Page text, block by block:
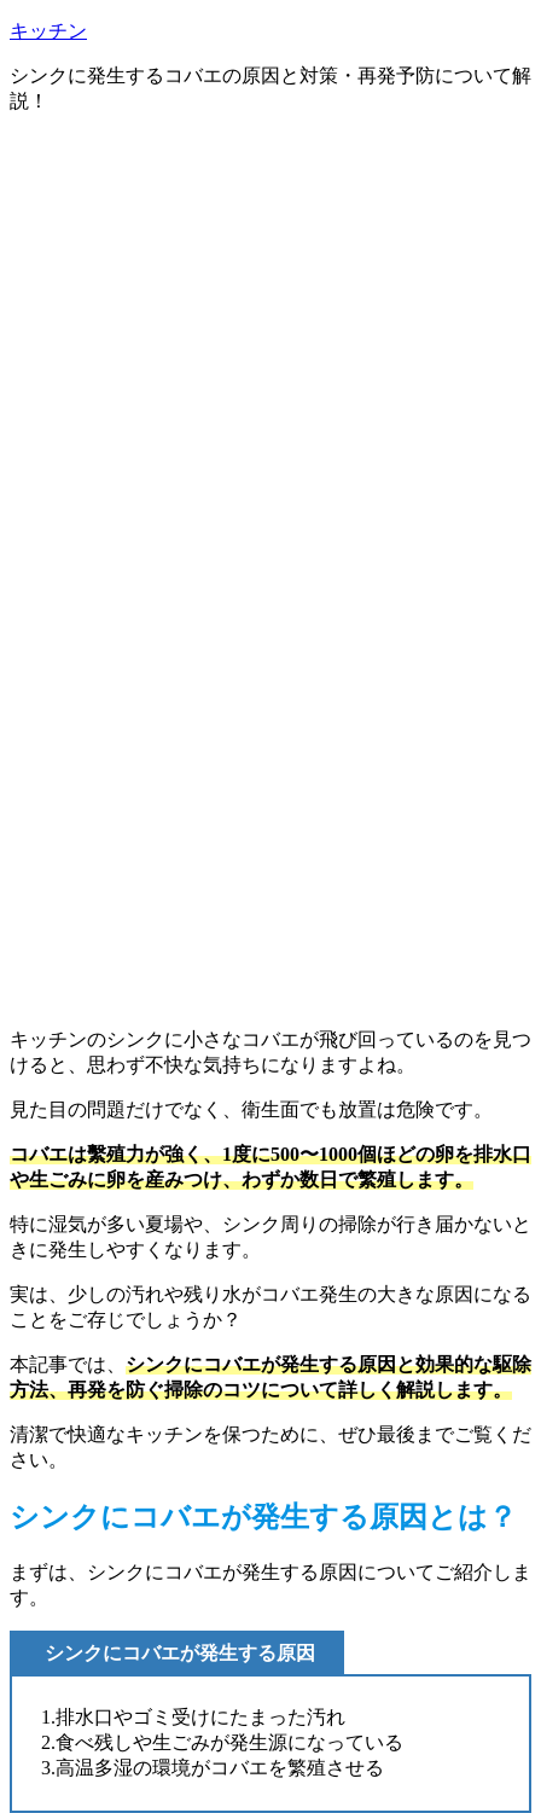
キッチン
シンクに発生するコバエの原因と対策・再発予防について解
説！
キッチンのシンクに小さなコバエが飛び回っているのを見つ
けると、思わず不快な気持ちになりますよね。
見た目の問題だけでなく、衛生面でも放置は危険です。
コバエは繫殖力が強く、1度に500〜1000個ほどの卵を排水口
や生ごみに卵を産みつけ、わずか数日で繁殖します。
特に湿気が多い夏場や、シンク周りの掃除が行き届かないと
きに発生しやすくなります。
実は、少しの汚れや残り水がコバエ発生の大きな原因になる
ことをご存じでしょうか？
本記事では、 シンクにコバエが発生する原因と効果的な駆除
方法、再発を防ぐ掃除のコツについて詳しく解説します。
清潔で快適なキッチンを保つために、ぜひ最後までご覧くだ
さい。
シンクにコバエが発生する原因とは？
まずは、シンクにコバエが発生する原因についてご紹介しま
す。
シンクにコバエが発生する原因
1.排水口やゴミ受けにたまった汚れ
2.食べ残しや生ごみが発生源になっている
3.高温多湿の環境がコバエを繁殖させる